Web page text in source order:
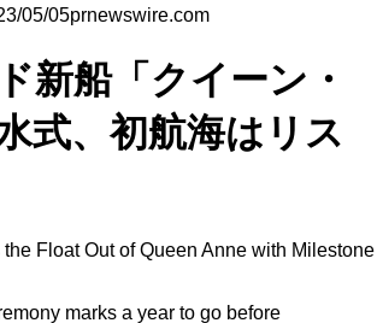
05/05prnewswire.com
新船「クイーン・
式、初航海はリス
Float Out of Queen Anne with Milestone
marks a year to go before